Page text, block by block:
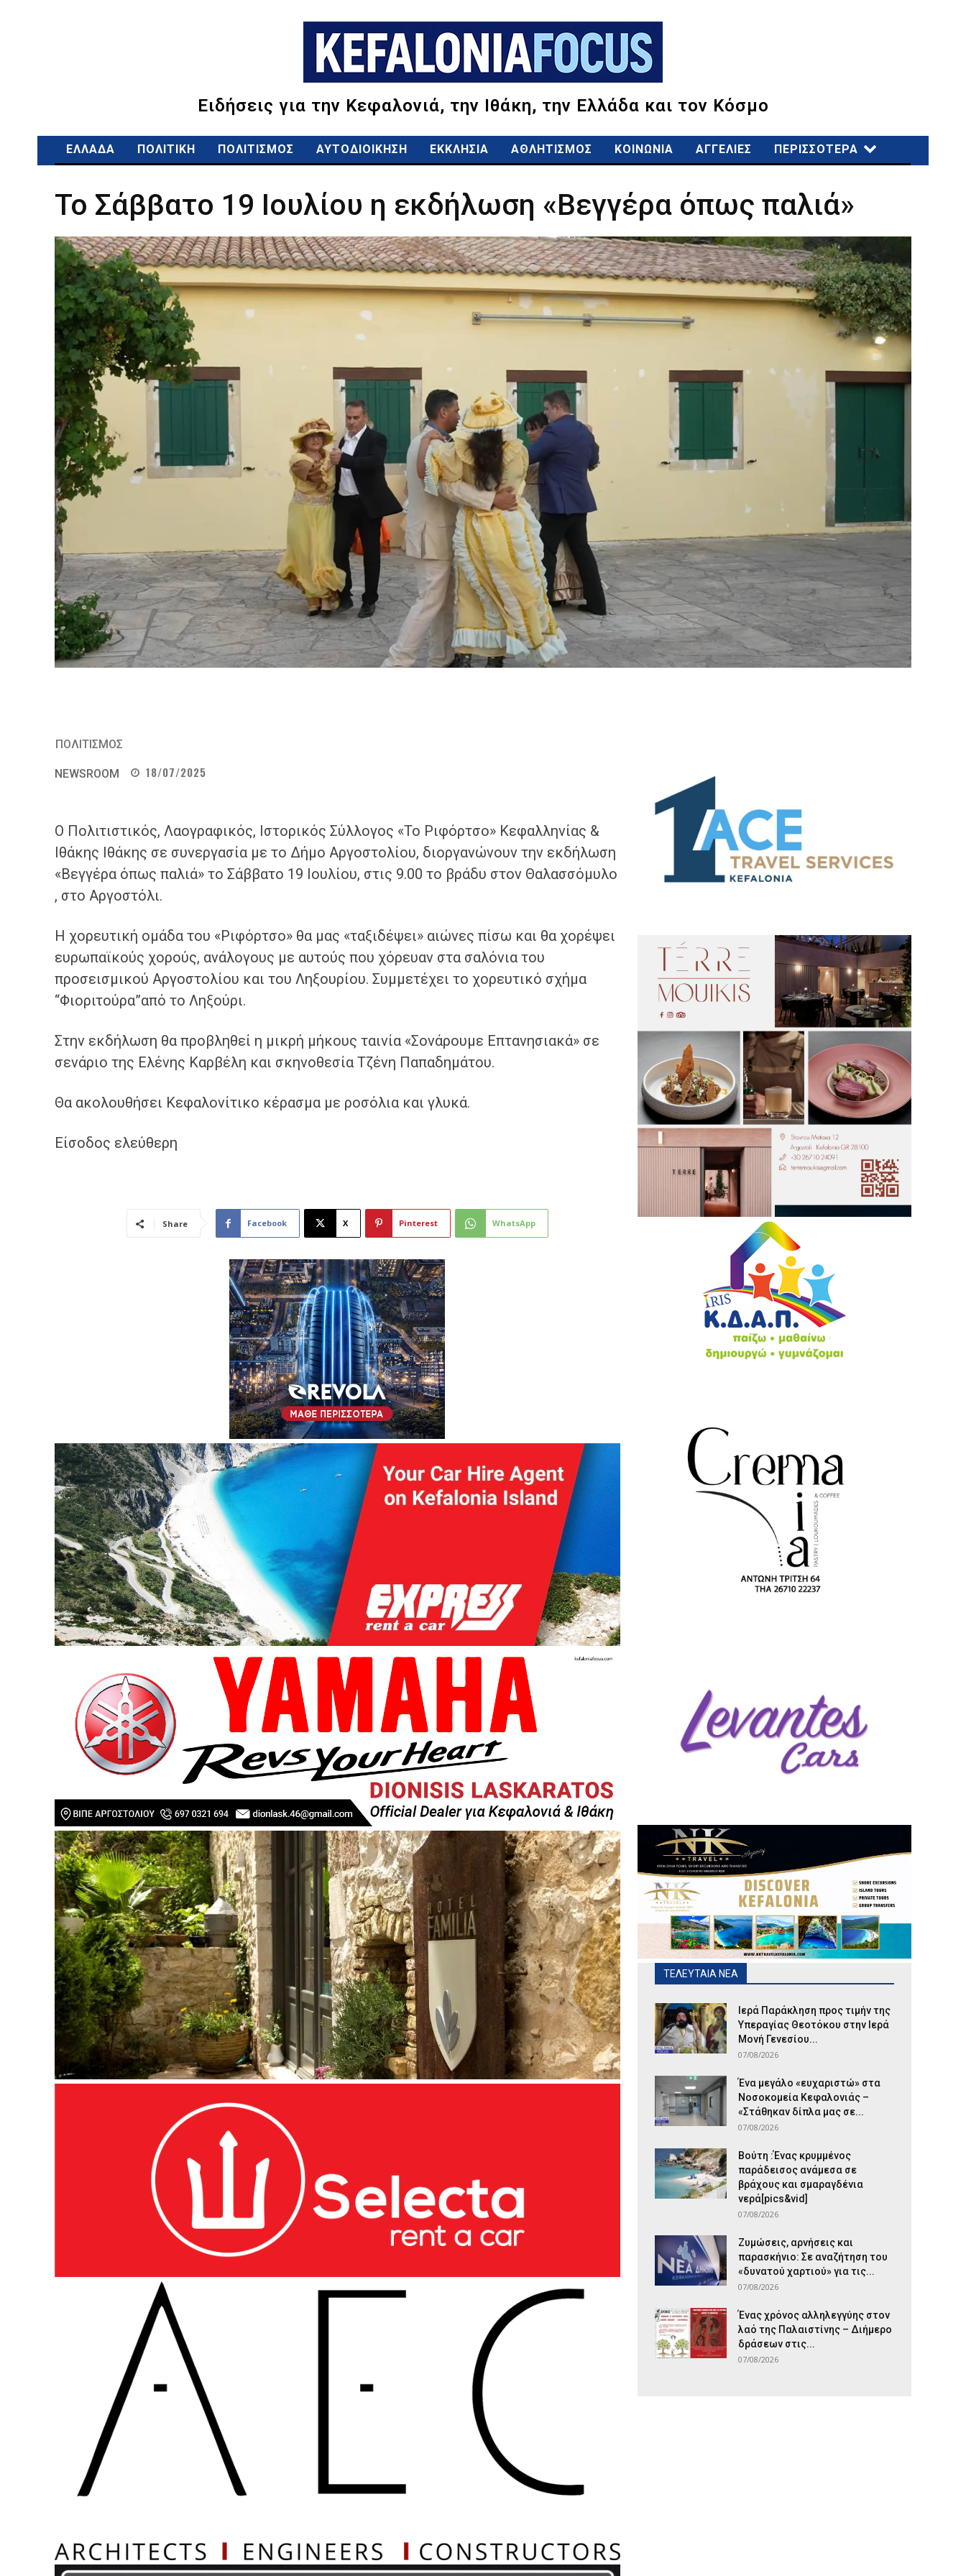
Ειδήσεις για την Κεφαλονιά, την Ιθάκη, την Ελλάδα και τον Κόσμο
ΕΛΛΑΔΑ ΠΟΛΙΤΙΚΗ ΠΟΛΙΤΙΣΜΟΣ ΑΥΤΟΔΙΟΙΚΗΣΗ ΕΚΚΛΗΣΙΑ ΑΘΛΗΤΙΣΜΟΣ ΚΟΙΝΩΝΙΑ ΑΓΓΕΛΙΕΣ ΠΕΡΙΣΣΟΤΕΡΑ
Το Σάββατο 19 Ιουλίου η εκδήλωση «Βεγγέρα όπως παλιά»
ΠΟΛΙΤΙΣΜΟΣ
NEWSROOM 18/07/2025
Ο Πολιτιστικός, Λαογραφικός, Ιστορικός Σύλλογος «Το Ριφόρτσο» Κεφαλληνίας &
Ιθάκης Ιθάκης σε συνεργασία με το Δήμο Αργοστολίου, διοργανώνουν την εκδήλωση
«Βεγγέρα όπως παλιά» το Σάββατο 19 Ιουλίου, στις 9.00 το βράδυ στον Θαλασσόμυλο
, στο Αργοστόλι.
Η χορευτική ομάδα του «Ριφόρτσο» θα μας «ταξιδέψει» αιώνες πίσω και θα χορέψει
ευρωπαϊκούς χορούς, ανάλογους με αυτούς που χόρευαν στα σαλόνια του
προσεισμικού Αργοστολίου και του Ληξουρίου. Συμμετέχει το χορευτικό σχήμα
“Φιοριτούρα”από το Ληξούρι.
Στην εκδήλωση θα προβληθεί η μικρή μήκους ταινία «Σονάρουμε Επτανησιακά» σε
σενάριο της Ελένης Καρβέλη και σκηνοθεσία Τζένη Παπαδημάτου.
Θα ακολουθήσει Κεφαλονίτικο κέρασμα με ροσόλια και γλυκά.
Είσοδος ελεύθερη
Share Facebook X Pinterest WhatsApp
ΤΕΛΕΥΤΑΙΑ ΝΕΑ
Ιερά Παράκληση προς τιμήν της
Υπεραγίας Θεοτόκου στην Ιερά
Μονή Γενεσίου...
07/08/2026
Ένα μεγάλο «ευχαριστώ» στα
Νοσοκομεία Κεφαλονιάς –
«Στάθηκαν δίπλα μας σε...
07/08/2026
Βούτη :Ένας κρυμμένος
παράδεισος ανάμεσα σε
βράχους και σμαραγδένια
νερά[pics&vid]
07/08/2026
Ζυμώσεις, αρνήσεις και
παρασκήνιο: Σε αναζήτηση του
«δυνατού χαρτιού» για τις...
07/08/2026
Ένας χρόνος αλληλεγγύης στον
λαό της Παλαιστίνης – Διήμερο
δράσεων στις...
07/08/2026